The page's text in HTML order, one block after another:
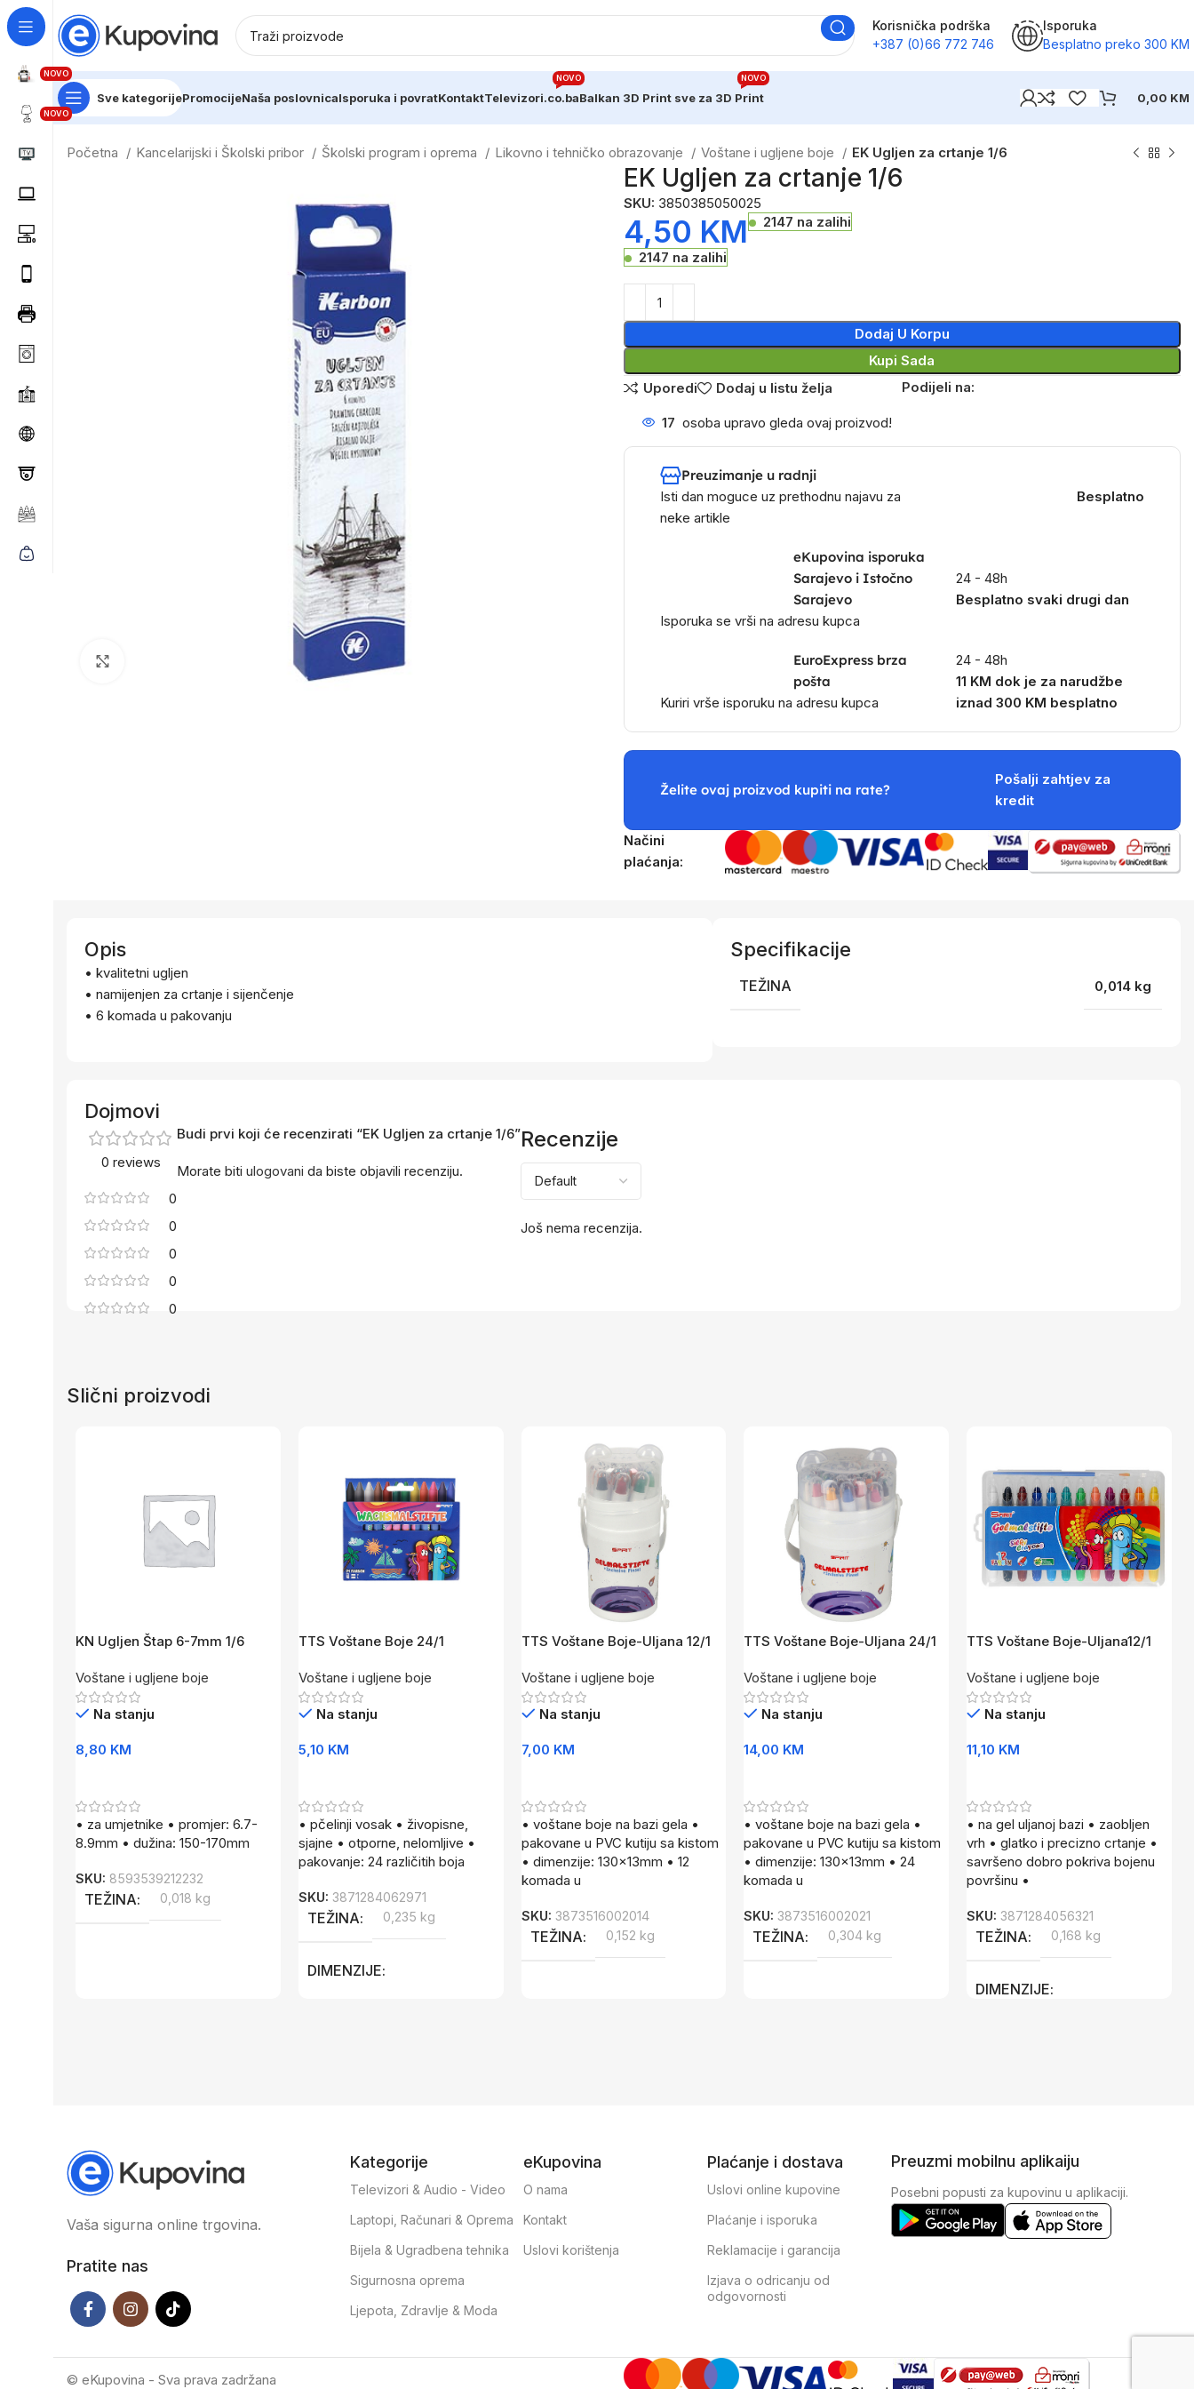
NOVO
NOVO
Korisnička podrška
+387 (0)66 772 746
Isporuka
Besplatno preko 300 KM
Sve kategorijePromocijeNaša poslovnicaIsporuka i povratKontaktTelevizori.co.ba
NOVO
Balkan 3D Print sve za 3D Print
NOVO
0,00 KM
Početna Kancelarijski i Školski pribor Školski program i oprema Likovno i tehničko obrazovanje Voštane i ugljene boje EK Ugljen za crtanje 1/6
EK Ugljen za crtanje 1/6
SKU: 3850385050025
4,50 KM 2147 na zalihi
2147 na zalihi
Dodaj U Korpu
Kupi Sada
Uporedi
Dodaj u listu želja Podijeli na:
17 osoba upravo gleda ovaj proizvod!
Preuzimanje u radnji
Isti dan moguce uz prethodnu najavu za
neke artikle
Besplatno
eKupovina isporuka
Sarajevo i Istočno
Sarajevo
Isporuka se vrši na adresu kupca
24 - 48h
Besplatno svaki drugi dan
EuroExpress brza
pošta
Kuriri vrše isporuku na adresu kupca
24 - 48h
11 KM dok je za narudžbe
iznad 300 KM besplatno
Želite ovaj proizvod kupiti na rate?
Pošalji zahtjev za
kredit
Načini
plaćanja:
Opis
• kvalitetni ugljen
• namijenjen za crtanje i sijenčenje
• 6 komada u pakovanju
Specifikacije
TEŽINA 0,014 kg
Dojmovi
0 reviews
0
0
0
0
0
Recenzije
Još nema recenzija.
Budi prvi koji će recenzirati “EK Ugljen za crtanje 1/6”
Morate biti ulogovani da biste objavili recenziju.
Slični proizvodi
KN Ugljen Štap 6-7mm 1/6
Voštane i ugljene boje
Na stanju
8,80 KM
• za umjetnike • promjer: 6.7-
8.9mm • dužina: 150-170mm
SKU: 8593539212232
TEŽINA 0,018 kg
TTS Voštane Boje 24/1
Voštane i ugljene boje
Na stanju
5,10 KM
• pčelinji vosak • živopisne,
sjajne • otporne, nelomljive •
pakovanje: 24 različitih boja
SKU: 3871284062971
TEŽINA 0,235 kg
DIMENZIJE
TTS Voštane Boje-Uljana 12/1
Voštane i ugljene boje
Na stanju
7,00 KM
• voštane boje na bazi gela •
pakovane u PVC kutiju sa kistom
• dimenzije: 130x13mm • 12
komada u
SKU: 3873516002014
TEŽINA 0,152 kg
TTS Voštane Boje-Uljana 24/1
Voštane i ugljene boje
Na stanju
14,00 KM
• voštane boje na bazi gela •
pakovane u PVC kutiju sa kistom
• dimenzije: 130x13mm • 24
komada u
SKU:3873516002021
TEŽINA 0,304 kg
TTS Voštane Boje-Uljana12/1
Voštane i ugljene boje
Na stanju
11,10 KM
• na gel uljanoj bazi • zaobljen
vrh • glatko i precizno crtanje •
savršeno dobro pokriva bojenu
površinu •
SKU:3871284056321
TEŽINA 0,168 kg
DIMENZIJE
Vaša sigurna online trgovina.
Pratite nas
Kategorije
Televizori & Audio - Video
Laptopi, Računari & Oprema
Bijela & Ugradbena tehnika
Sigurnosna oprema
Ljepota, Zdravlje & Moda
eKupovina
O nama
Kontakt
Uslovi korištenja
Plaćanje i dostava
Uslovi online kupovine
Plaćanje i isporuka
Reklamacije i garancija
Izjava o odricanju od
odgovornosti
Preuzmi mobilnu aplikaiju
Posebni popusti za kupovinu u aplikaciji.
© eKupovina - Sva prava zadržana